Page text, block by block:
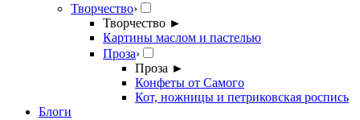
Творчество›
Творчество ►
Картины маслом и пастелью
Проза›
Проза ►
Конфеты от Самого
Кот, ножницы и петриковская роспись
Блоги